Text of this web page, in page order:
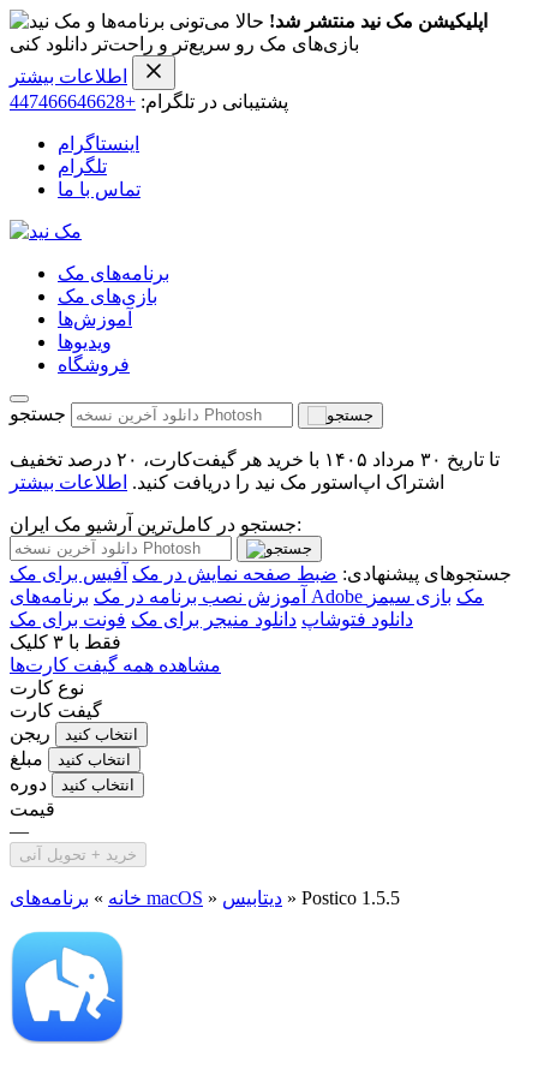
اپلیکیشن مک نید منتشر شد! حالا می‌تونی برنامه‌ها و
بازی‌های مک رو سریع‌تر و راحت‌تر دانلود کنی
اطلاعات بیشتر
پشتیبانی در تلگرام: +447466646628
اینستاگرام
تلگرام
تماس با ما
برنامه‌های مک
بازی‌های مک
آموزش‌ها
ویدیو‌ها
فروشگاه
جستجو
تا تاریخ ۳۰ مرداد ۱۴۰۵ با خرید هر گیفت‌کارت، ۲۰ درصد تخفیف
اشتراک اپ‌استور مک نید را دریافت کنید. اطلاعات بیشتر
جستجو در کامل‌ترین آرشیو مک ایران:
جستجوهای پیشنهادی: ضبط صفحه نمایش در مک آفیس برای مک
آموزش نصب برنامه در مک
برنامه‌های Adobe مک بازی سیمز
دانلود فتوشاپ دانلود منیجر برای مک فونت برای مک
فقط با ۳ کلیک
مشاهده همه گیفت کارت‌ها
نوع کارت
گیفت کارت
ریجن
انتخاب کنید
مبلغ انتخاب کنید
دوره انتخاب کنید
قیمت
—
خرید + تحویل آنی
خانه » برنامه‌های macOS » دیتابیس » Postico 1.5.5